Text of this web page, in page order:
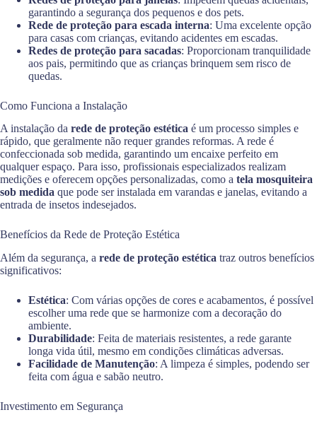
garantindo a segurança dos pequenos e dos pets.
Rede de proteção para escada interna: Uma excelente opção
para casas com crianças, evitando acidentes em escadas.
Redes de proteção para sacadas: Proporcionam tranquilidade
aos pais, permitindo que as crianças brinquem sem risco de
quedas.
Como Funciona a Instalação
A instalação da rede de proteção estética é um processo simples e
rápido, que geralmente não requer grandes reformas. A rede é
confeccionada sob medida, garantindo um encaixe perfeito em
qualquer espaço. Para isso, profissionais especializados realizam
medições e oferecem opções personalizadas, como a tela mosquiteira
sob medida que pode ser instalada em varandas e janelas, evitando a
entrada de insetos indesejados.
Benefícios da Rede de Proteção Estética
Além da segurança, a rede de proteção estética traz outros benefícios
significativos:
Estética: Com várias opções de cores e acabamentos, é possível
escolher uma rede que se harmonize com a decoração do
ambiente.
Durabilidade: Feita de materiais resistentes, a rede garante
longa vida útil, mesmo em condições climáticas adversas.
Facilidade de Manutenção: A limpeza é simples, podendo ser
feita com água e sabão neutro.
Investimento em Segurança